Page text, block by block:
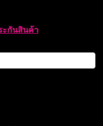
ะกันสินค้า